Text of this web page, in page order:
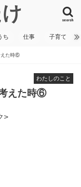
search
ち 仕事 子育て
えた時⑥
わたしのこと
えた時⑥
>